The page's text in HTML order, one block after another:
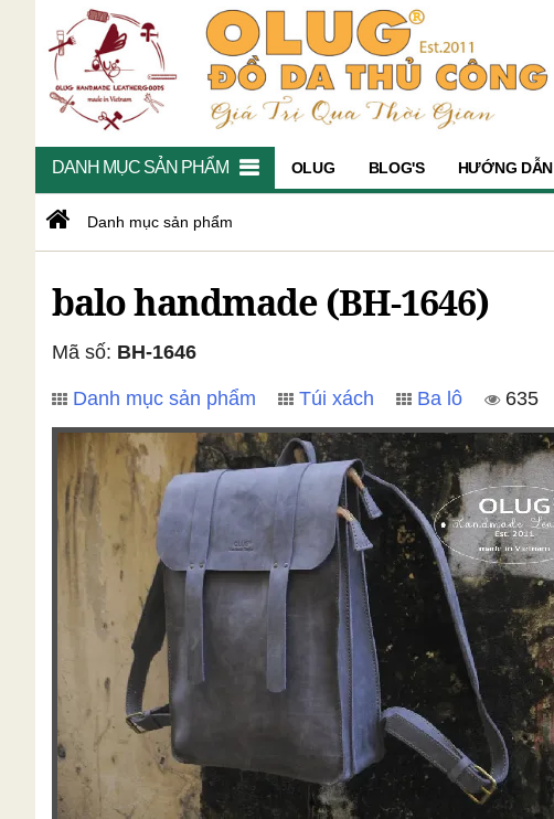
DANH MỤC SẢN PHẨM OLUG BLOG'S HƯỚNG DẪN
Danh mục sản phẩm
balo handmade (BH-1646)
Mã số: BH-1646
Danh mục sản phẩm Túi xách Ba lô 635